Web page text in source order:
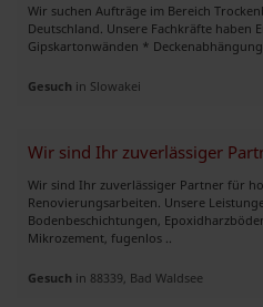
Wir suchen Aufträge im Bereich
Deutschland. Unsere Fachkräfte
Gipskartonwänden *
Gesuch in Slowakei
Wir sind Ihr zuverlässiger Partner für
Renovierungsarbeiten. Unsere
Bodenbeschichtungen,
Mikrozement, fugenlos ..
Gesuch in 88339, Bad Waldsee